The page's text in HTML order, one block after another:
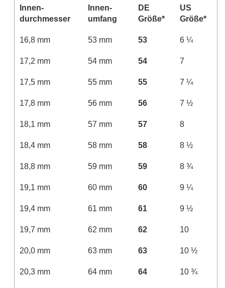
Innen­
durchmesser
Innen­­
umfang
DE
Größe*
US
Größe*
16,8 mm 53 mm 53 6 ¼
17,2 mm 54 mm 54 7
17,5 mm 55 mm 55 7 ¼
17,8 mm 56 mm 56 7 ½
18,1 mm 57 mm 57 8
18,4 mm 58 mm 58 8 ½
18,8 mm 59 mm 59 8 ¾
19,1 mm 60 mm 60 9 ¼
19,4 mm 61 mm 61 9 ½
19,7 mm 62 mm 62 10
20,0 mm 63 mm 63 10 ½
20,3 mm 64 mm 64 10 ¾